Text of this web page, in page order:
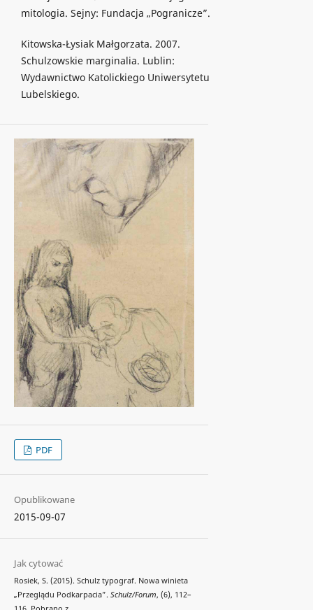
mitologia. Sejny: Fundacja „Pogranicze”.
Kitowska-Łysiak Małgorzata. 2007.
Schulzowskie marginalia. Lublin:
Wydawnictwo Katolickiego Uniwersytetu
Lubelskiego.
PDF
Opublikowane
2015-09-07
Jak cytować
Rosiek, S. (2015). Schulz typograf. Nowa winieta
„Przeglądu Podkarpacia”. Schulz/Forum, (6), 112–